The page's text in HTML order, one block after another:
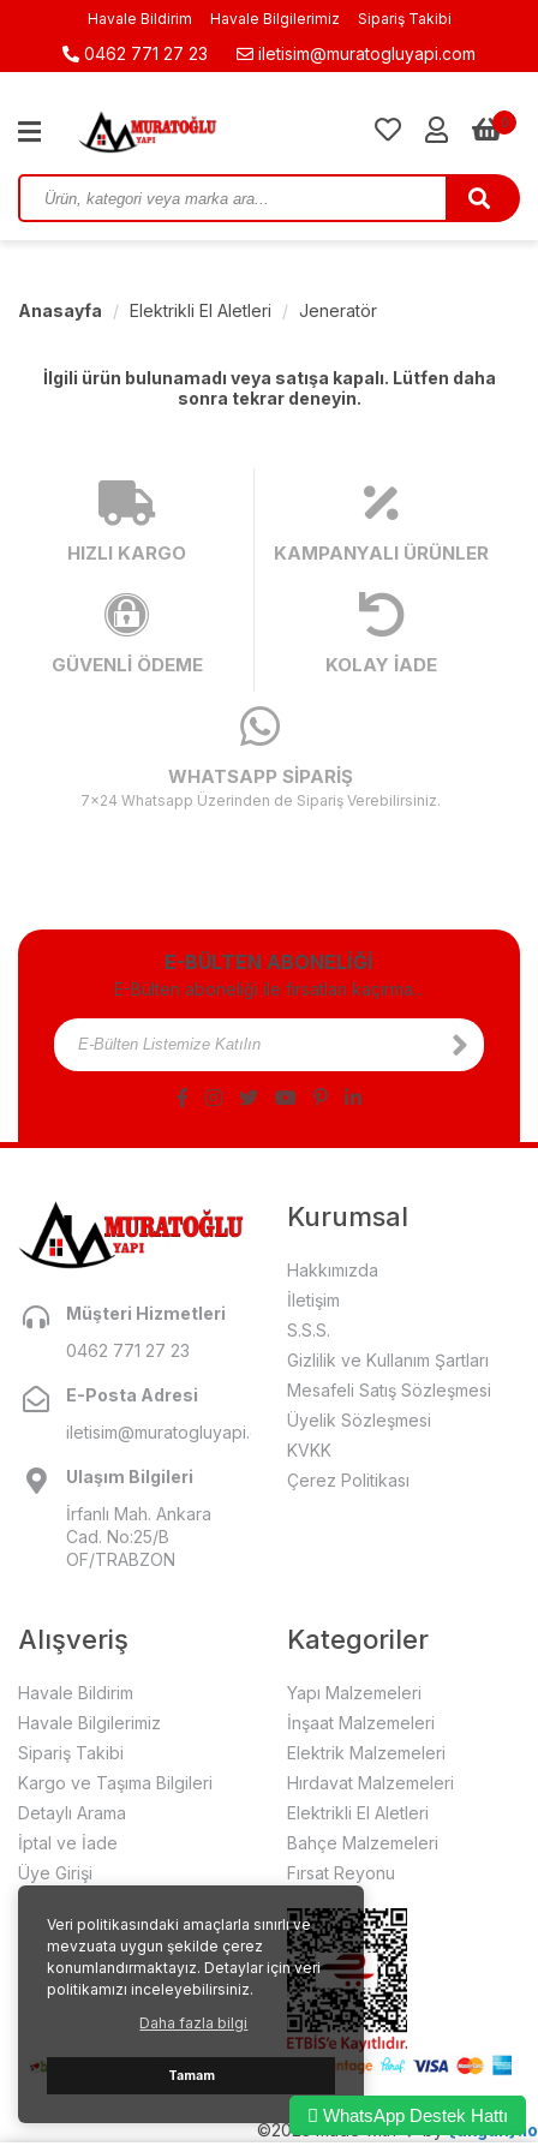
Veri politikasındaki amaçlarla sınırlı ve
mevzuata uygun şekilde çerez
konumlandırmaktayız. Detaylar için veri
politikamızı inceleyebilirsiniz.
Daha fazla bilgi
Tamam
Havale Bildirim Havale Bilgilerimiz Sipariş Takibi
0462 771 27 23 iletisim@muratogluyapi.com
0
Anasayfa Elektrikli El Aletleri Jeneratör
İlgili ürün bulunamadı veya satışa kapalı. Lütfen daha
sonra tekrar deneyin.
HIZLI KARGO KAMPANYALI ÜRÜNLER
GÜVENLİ ÖDEME KOLAY İADE
WHATSAPP SİPARİŞ
7x24 Whatsapp Üzerinden de Sipariş Verebilirsiniz.
E-BÜLTEN ABONELİĞİ
E-Bülten aboneliği ile fırsatları kaçırma...
Müşteri Hizmetleri
0462 771 27 23
E-Posta Adresi
iletisim@muratogluyapi.com
Ulaşım Bilgileri
İrfanlı Mah. Ankara
Cad. No:25/B
OF/TRABZON
Kurumsal
Hakkımızda
İletişim
S.S.S.
Gizlilik ve Kullanım Şartları
Mesafeli Satış Sözleşmesi
Üyelik Sözleşmesi
KVKK
Çerez Politikası
Alışveriş
Havale Bildirim
Havale Bilgilerimiz
Sipariş Takibi
Kargo ve Taşıma Bilgileri
Detaylı Arama
İptal ve İade
Üye Girişi
Kategoriler
Yapı Malzemeleri
İnşaat Malzemeleri
Elektrik Malzemeleri
Hırdavat Malzemeleri
Elektrikli El Aletleri
Bahçe Malzemeleri
Fırsat Reyonu
©2023 made with ❤️ by {akgun}.io
WhatsApp Destek Hattı